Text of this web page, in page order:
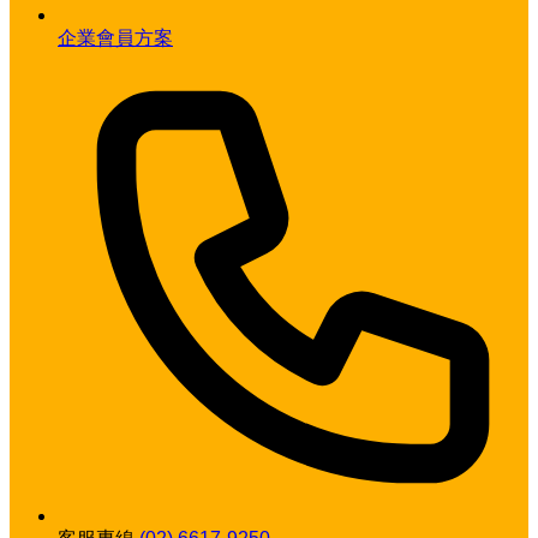
企業會員方案